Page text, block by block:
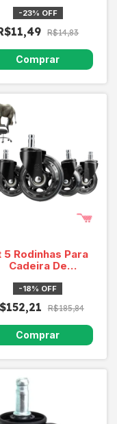
-23% OFF
R$14,83
5 Rodinhas Para
Cadeira De
- Anti Riscos
-18% OFF
R$185,84